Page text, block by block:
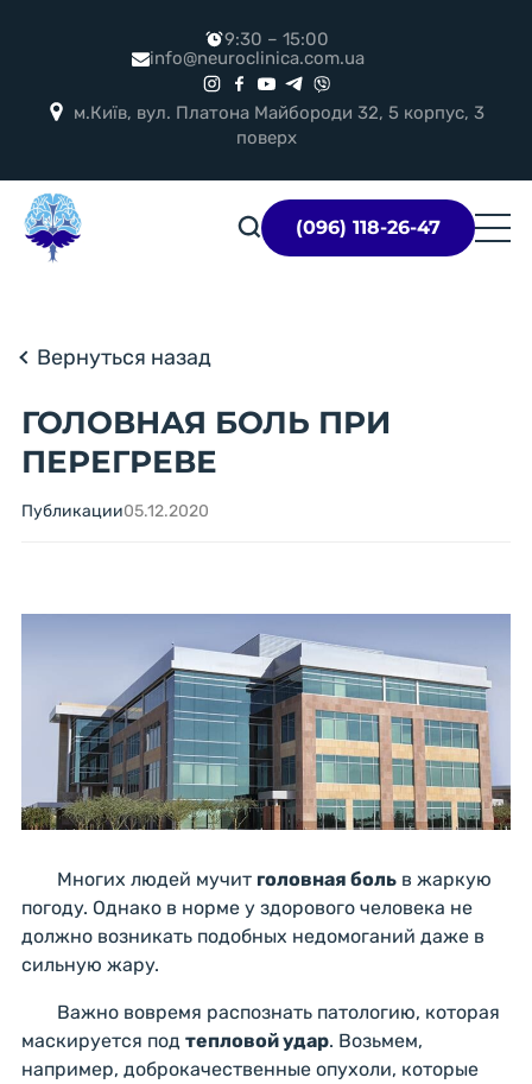
9:30 – 15:00
info@neuroclinica.com.ua
м.Київ, вул. Платона Майбороди 32, 5 корпус, 3
поверх
Логотип
(096) 118-26-47
Вернуться назад
ГОЛОВНАЯ БОЛЬ ПРИ
ПЕРЕГРЕВЕ
Публикации05.12.2020
Многих людей мучит головная боль в жаркую
погоду. Однако в норме у здорового человека не
должно возникать подобных недомоганий даже в
сильную жару.
Важно вовремя распознать патологию, которая
маскируется под тепловой удар. Возьмем,
например, доброкачественные опухоли, которые